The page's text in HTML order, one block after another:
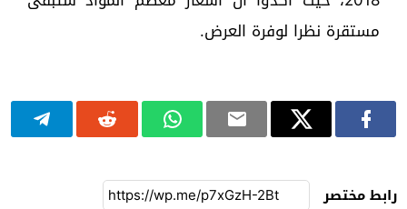
مستقرة نظرا لوفرة العرض.
رابط مختصر